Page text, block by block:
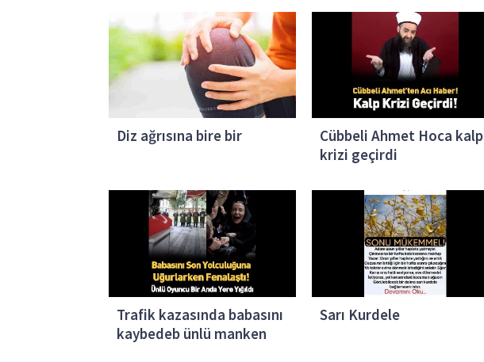
Diz ağrısına bire bir
Cübbeli Ahmet Hoca kalp
krizi geçirdi
Trafik kazasında babasını
kaybedeb ünlü manken
Sarı Kurdele